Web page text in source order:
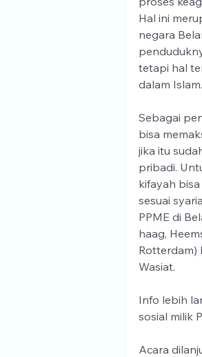
Hal ini
negara
tetapi hal
dalam Islam.
Sebagai
bisa
jika itu
pribadi.
kifayah
sesuai
PPME di
haag,
Rotterdam)
Wasiat.
Info lebih
sosial milik
Acara